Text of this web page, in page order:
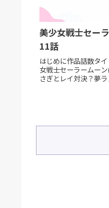
美少女戦士セー
11話
はじめに作品話数タ
女戦士セーラームー
さぎとレイ対決？夢
1992/05/23レイちゃ
かパーティになって